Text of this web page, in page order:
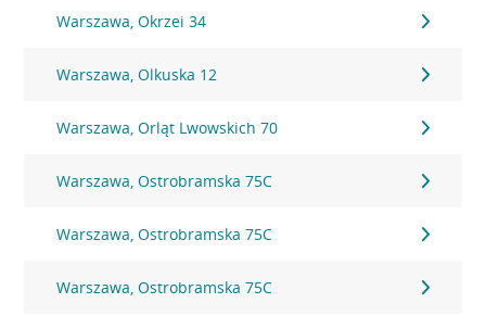
Warszawa, Okrzei 34
Warszawa, Olkuska 12
Warszawa, Orląt Lwowskich 70
Warszawa, Ostrobramska 75C
Warszawa, Ostrobramska 75C
Warszawa, Ostrobramska 75C